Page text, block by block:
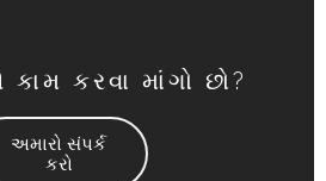
કરવા માંગો છો?
અમારો સંપર્ક
કરો